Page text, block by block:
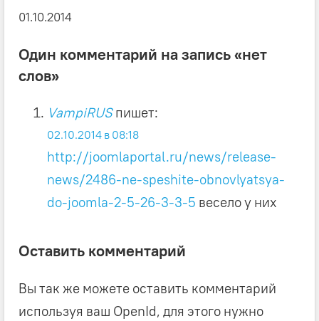
01.10.2014
Один комментарий на запись «нет
слов»
VampiRUSпишет:
02.10.2014 в 08:18
http://joomlaportal.ru/news/release-
news/2486-ne-speshite-obnovlyatsya-
do-joomla-2-5-26-3-3-5 весело у них
Оставить комментарий
Вы так же можете оставить комментарий
используя ваш OpenId, для этого нужно